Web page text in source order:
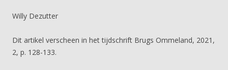
Willy Dezutter
Dit artikel verscheen in het tijdschrift Brugs Ommeland, 2021,
2, p. 128-133.